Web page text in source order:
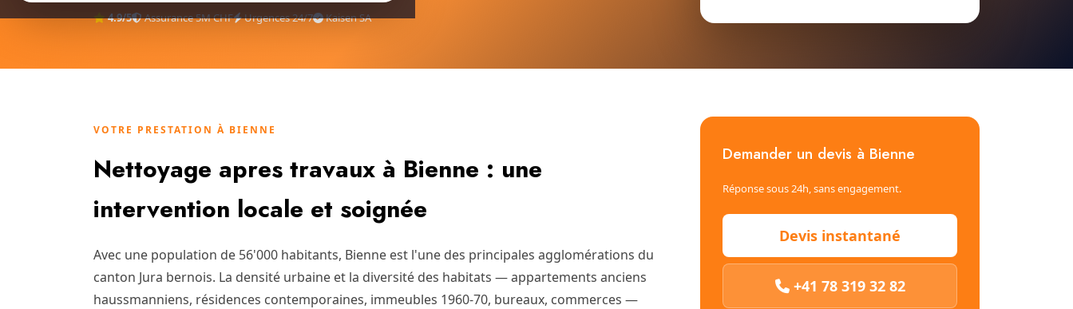
4.9/5 Assurance 5M CHF Urgences 24/7 Kaisen SA
VOTRE PRESTATION À BIENNE
Nettoyage apres travaux à Bienne : une
intervention locale et soignée
Avec une population de 56'000 habitants, Bienne est l'une des principales agglomérations du
canton Jura bernois. La densité urbaine et la diversité des habitats — appartements anciens
haussmanniens, résidences contemporaines, immeubles 1960-70, bureaux, commerces —
Demander un devis à Bienne
Réponse sous 24h, sans engagement.
Devis instantané
+41 78 319 32 82